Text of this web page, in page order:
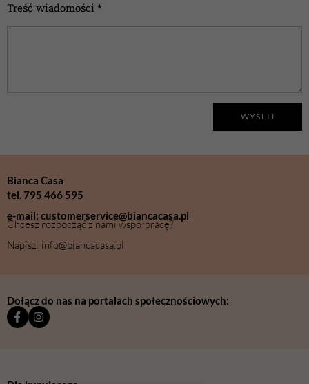
Treść wiadomości *
WYŚLIJ
Bianca Casa
tel. 795 466 595
e-mail: customerservice@biancacasa.pl
Chcesz rozpocząć z nami współpracę?
Napisz: info@biancacasa.pl
Dołącz do nas na portalach społecznościowych: